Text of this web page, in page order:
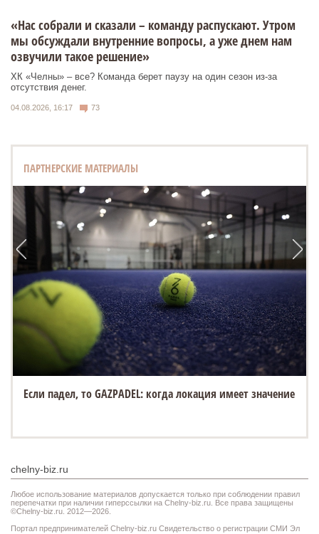
«Нас собрали и сказали – команду распускают. Утром
мы обсуждали внутренние вопросы, а уже днем нам
озвучили такое решение»
ХК «Челны» – все? Команда берет паузу на один сезон из-за
отсутствия денег.
04.08.2026, 16:17 73
ПАРТНЕРСКИЕ МАТЕРИАЛЫ
Если падел, то GAZPADEL: когда локация имеет значение
chelny-biz.ru
Любое использование материалов допускается только при соблюдении правил
перепечатки при наличии гиперссылки на Chelny-biz.ru. Все права защищены
©Chelny-biz.ru. 2012—2026.
Портал предпринимателей Chelny-biz.ru Свидетельство о регистрации СМИ Эл